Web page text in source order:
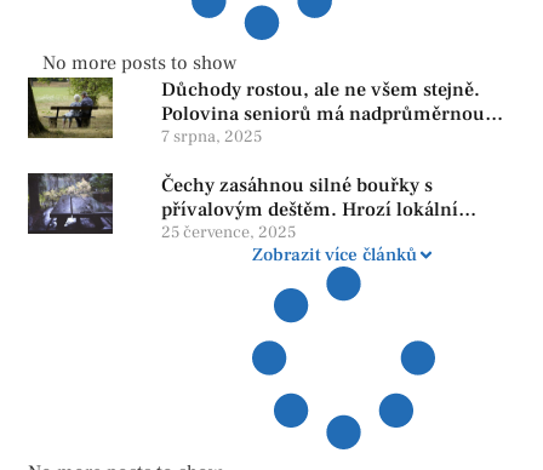
No more posts to show
Důchody rostou, ale ne všem stejně.
Polovina seniorů má nadprůměrnou
penzi, tisíce však žijí pod hranicí
reformy
7 srpna, 2025
Čechy zasáhnou silné bouřky s
přívalovým deštěm. Hrozí lokální
zatopení
25 července, 2025
Zobrazit více článků